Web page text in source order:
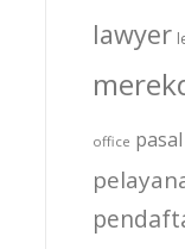
lawyer
office pasal